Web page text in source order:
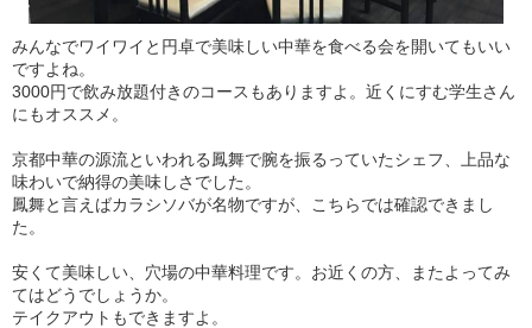
みんなでワイワイと円卓で美味しい中華を食べる会を開いてもいい
ですよね。
3000円で飲み放題付きのコースもありますよ。近くにすむ学生さん
にもオススメ。
京都中華の源流といわれる鳳舞で腕を振るっていたシェフ、上品な
味わいで納得の美味しさでした。
鳳舞と言えばカラシソバが名物ですが、こちらでは確認できまし
た。
安くて美味しい、穴場の中華料理です。お近くの方、またよってみ
てはどうでしょうか。
テイクアウトもできますよ。